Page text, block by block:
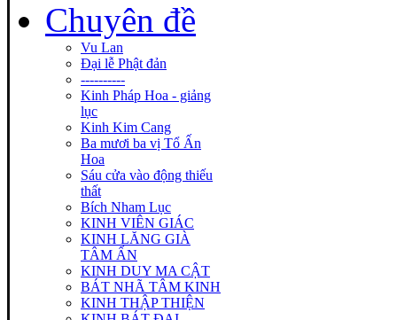
Chuyên đề
Vu Lan
Đại lễ Phật đản
----------
Kinh Pháp Hoa - giảng
lục
Kinh Kim Cang
Ba mươi ba vị Tổ Ấn
Hoa
Sáu cửa vào động thiếu
thất
Bích Nham Lục
KINH VIÊN GIÁC
KINH LĂNG GIÀ
TÂM ẤN
KINH DUY MA CẬT
BÁT NHÃ TÂM KINH
KINH THẬP THIỆN